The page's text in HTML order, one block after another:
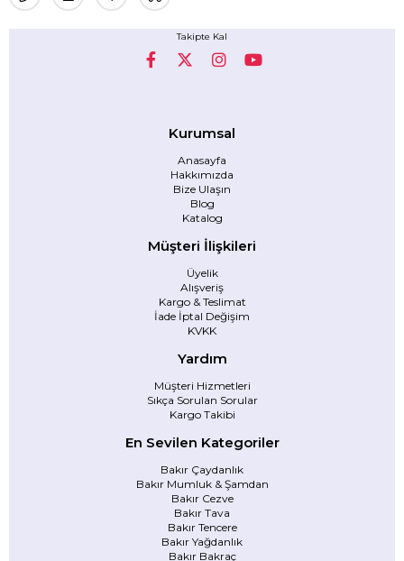
Takipte Kal
Kurumsal
Anasayfa
Hakkımızda
Bize Ulaşın
Blog
Katalog
Müşteri İlişkileri
Üyelik
Alışveriş
Kargo & Teslimat
İade İptal Değişim
KVKK
Yardım
Müşteri Hizmetleri
Sıkça Sorulan Sorular
Kargo Takibi
En Sevilen Kategoriler
Bakır Çaydanlık
Bakır Mumluk & Şamdan
Bakır Cezve
Bakır Tava
Bakır Tencere
Bakır Yağdanlık
Bakır Bakraç